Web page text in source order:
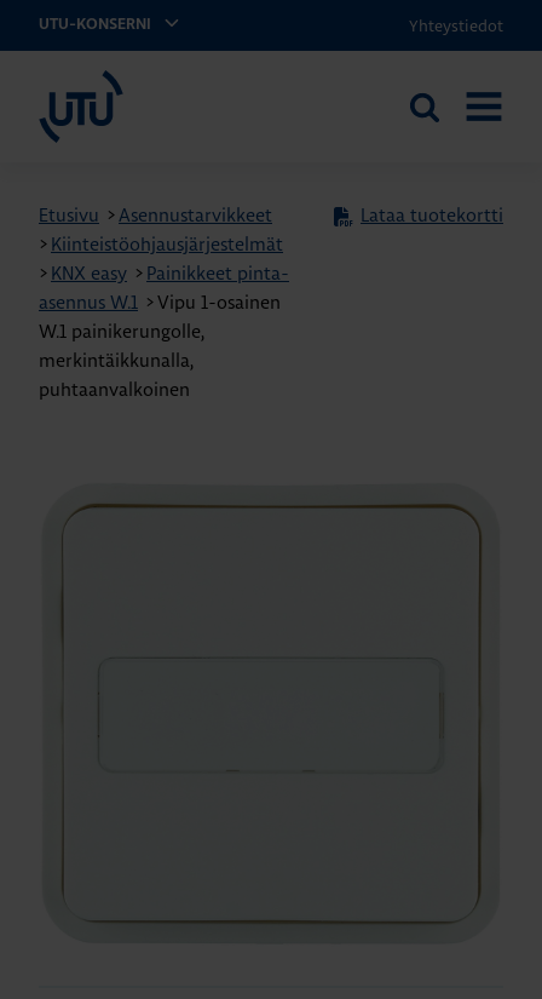
UTU-KONSERNI Yhteystiedot
Etsi
Etusivu >Asennustarvikkeet
> Kiinteistöohjausjärjestelmät
> KNX easy > Painikkeet pinta-
asennus W.1 >Vipu 1-osainen
W.1 painikerungolle,
merkintäikkunalla,
puhtaanvalkoinen
Lataa tuotekortti